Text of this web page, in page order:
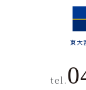
東大
tel.